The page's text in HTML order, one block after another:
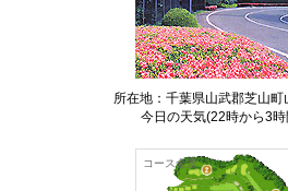
所在地：千葉県山武郡芝山町
今日の天気(22時から3時
コース全景